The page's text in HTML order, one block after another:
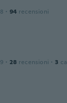
· 94 recensioni
· 28 recensioni · 3